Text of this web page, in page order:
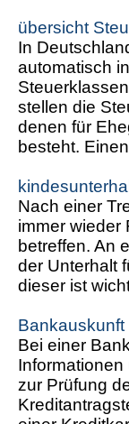
übersicht
In
automatisch
stellen die
denen für
besteht.
Nach einer
immer wieder
betreffen. An
der Unterhalt
dieser ist
Bankauskunft
Bei einer
zur Prüfung